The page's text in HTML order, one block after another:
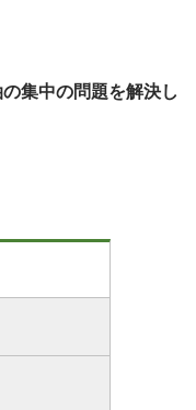
集中の問題を解決し